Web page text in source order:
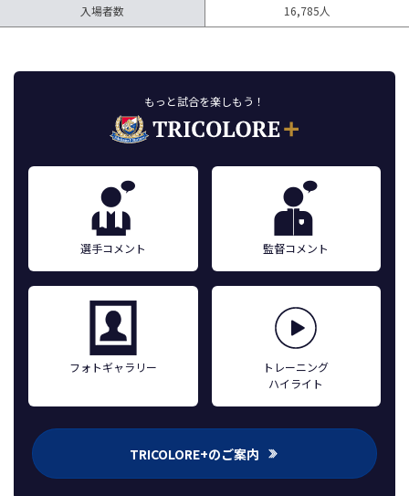
入場者数 16,785人
もっと試合を楽しもう！
選手コメント 監督コメント
フォトギャラリー
トレーニング
ハイライト
TRICOLORE+のご案内